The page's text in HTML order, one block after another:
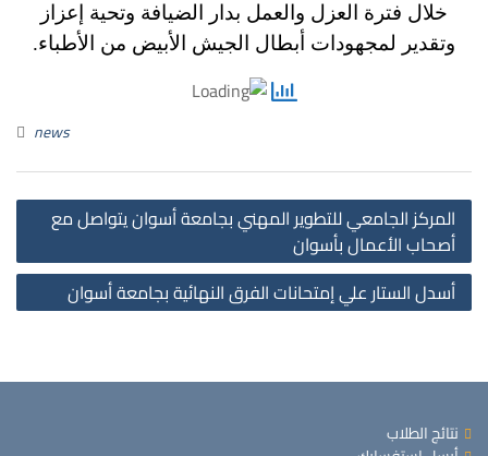
خلال فترة العزل والعمل بدار الضيافة وتحية إعزاز
وتقدير لمجهودات أبطال الجيش الأبيض من الأطباء.
news
المركز الجامعي للتطوير المهني بجامعة أسوان يتواصل مع
أصحاب الأعمال بأسوان
أسدل الستار علي إمتحانات الفرق النهائية بجامعة أسوان
نتائج الطلاب